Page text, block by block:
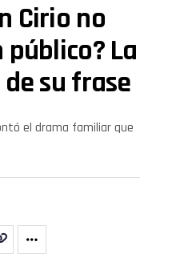
Cirio no
La
su frase
el drama familiar que